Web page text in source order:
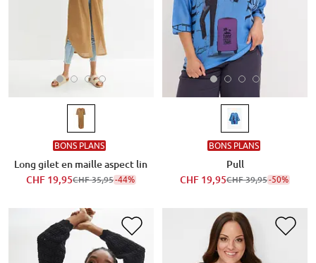
BONS PLANS
Long gilet en maille aspect lin
CHF 19,95CHF 35,95-44%
BONS PLANS
Pull
CHF 19,95CHF 39,95-50%